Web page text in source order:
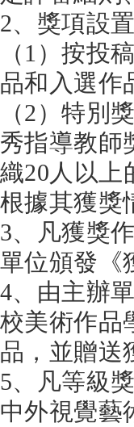
2、獎項設置
（1）按投
品和入選作
（2）特別
秀指導教師
織20人以上
根據其獲獎
3、凡獲獎
單位頒發《
4、由主辦
校美術作品
品，並贈送
5、凡等級
中外視覺藝